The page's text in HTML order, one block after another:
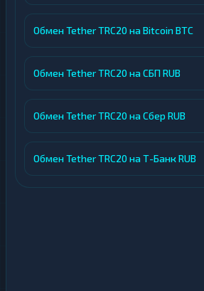
Обмен Tether TRC20 на Bitcoin BTC
Обмен Tether TRC20 на СБП RUB
Обмен Tether TRC20 на Сбер RUB
Обмен Tether TRC20 на Т-Банк RUB